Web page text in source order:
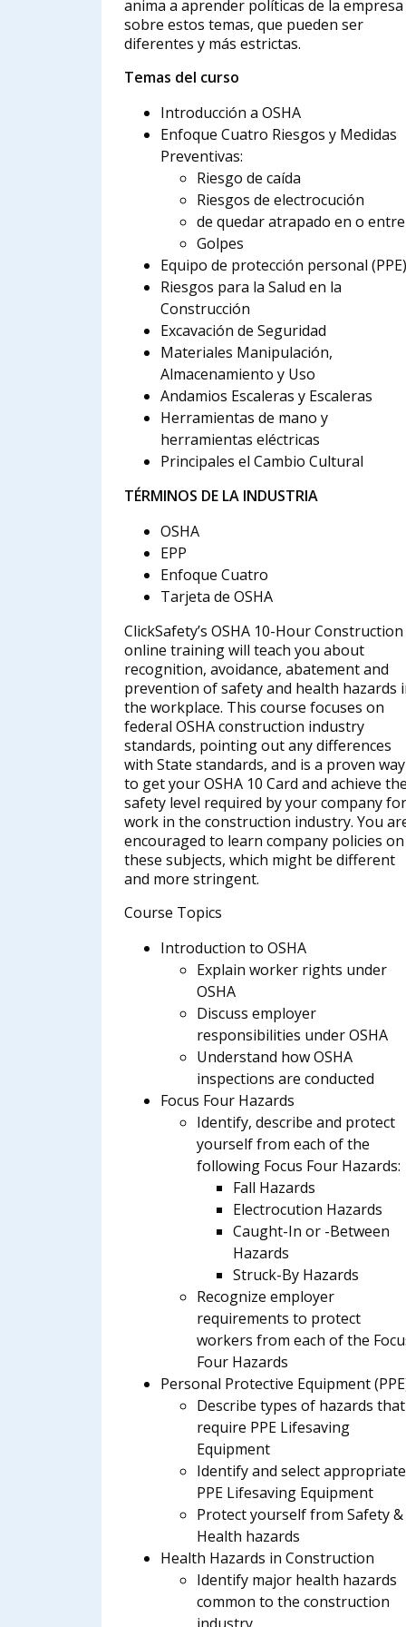
anima a aprender políticas de la empresa
sobre estos temas, que pueden ser
diferentes y más estrictas.
Temas del curso
Introducción a OSHA
Enfoque Cuatro Riesgos y Medidas
Preventivas:
Riesgo de caída
Riesgos de electrocución
de quedar atrapado en o entre
Golpes
Equipo de protección personal (PPE)
Riesgos para la Salud en la
Construcción
Excavación de Seguridad
Materiales Manipulación,
Almacenamiento y Uso
Andamios Escaleras y Escaleras
Herramientas de mano y
herramientas eléctricas
Principales el Cambio Cultural
TÉRMINOS DE LA INDUSTRIA
OSHA
EPP
Enfoque Cuatro
Tarjeta de OSHA
ClickSafety’s OSHA 10-Hour Construction
online training will teach you about
recognition, avoidance, abatement and
prevention of safety and health hazards
the workplace. This course focuses on
federal OSHA construction industry
standards, pointing out any differences
with State standards, and is a proven way
to get your OSHA 10 Card and achieve the
safety level required by your company for
work in the construction industry. You
encouraged to learn company policies on
these subjects, which might be different
and more stringent.
Course Topics
Introduction to OSHA
Explain worker rights under
OSHA
Discuss employer
responsibilities under OSHA
Understand how OSHA
inspections are conducted
Focus Four Hazards
Identify, describe and protect
yourself from each of the
following Focus Four Hazards:
Fall Hazards
Electrocution Hazards
Caught-In or -Between
Hazards
Struck-By Hazards
Recognize employer
requirements to protect
workers from each of the
Four Hazards
Personal Protective Equipment
Describe types of hazards that
require PPE Lifesaving
Equipment
Identify and select appropriate
PPE Lifesaving Equipment
Protect yourself from Safety &
Health hazards
Health Hazards in Construction
Identify major health hazards
common to the construction